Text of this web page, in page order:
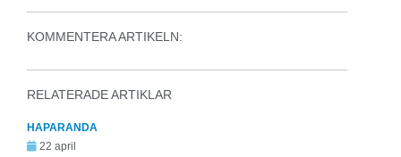
KOMMENTERA ARTIKELN:
RELATERADE ARTIKLAR
HAPARANDA
22 april